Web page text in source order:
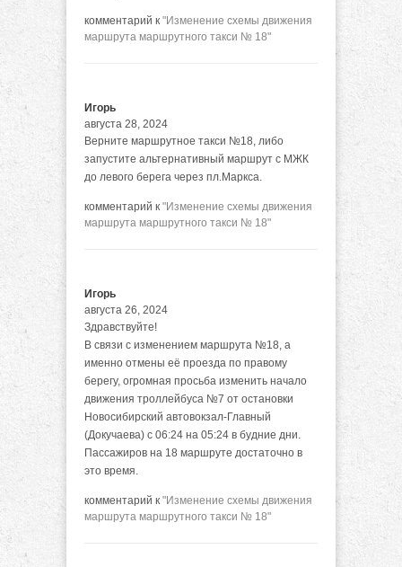
комментарий к "Изменение схемы движения
маршрута маршрутного такси № 18"
Игорь
августа 28, 2024
Верните маршрутное такси №18, либо
запустите альтернативный маршрут с МЖК
до левого берега через пл.Маркса.
комментарий к "Изменение схемы движения
маршрута маршрутного такси № 18"
Игорь
августа 26, 2024
Здравствуйте!
В связи с изменением маршрута №18, а
именно отмены её проезда по правому
берегу, огромная просьба изменить начало
движения троллейбуса №7 от остановки
Новосибирский автовокзал-Главный
(Докучаева) с 06:24 на 05:24 в будние дни.
Пассажиров на 18 маршруте достаточно в
это время.
комментарий к "Изменение схемы движения
маршрута маршрутного такси № 18"